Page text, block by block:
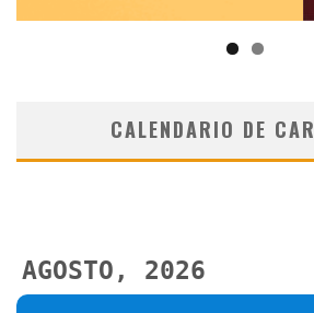
CALENDARIO DE
AGOSTO, 2026